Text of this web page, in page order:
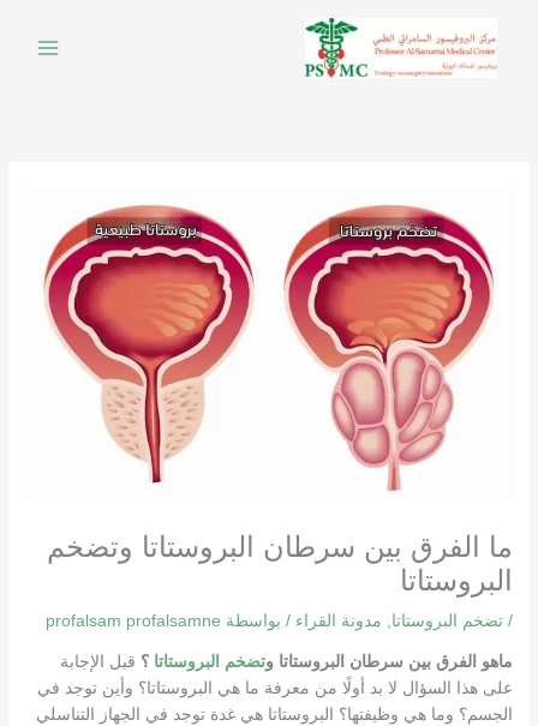
المحتوى
ما الفرق بين سرطان البروستاتا وتضخم
البروستاتا
/تضخم البروستاتا, مدونة القراء / بواسطة profalsam profalsamne
ماهو الفرق بين سرطان البروستاتا وتضخم البروستاتا ؟ قبل الإجابة
على هذا السؤال لا بد أولًا من معرفة ما هي البروستاتا؟ وأين توجد في
الجسم؟ وما هي وظيفتها؟ البروستاتا هي غدة توجد في الجهاز التناسلي